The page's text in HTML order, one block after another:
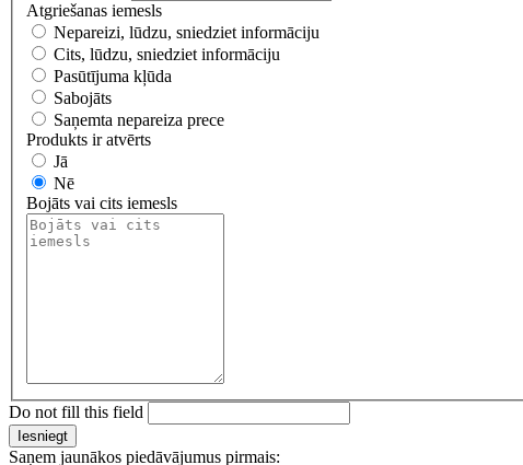
Atgriešanas iemesls
Nepareizi, lūdzu, sniedziet informāciju
Cits, lūdzu, sniedziet informāciju
Pasūtījuma kļūda
Sabojāts
Saņemta nepareiza prece
Produkts ir atvērts
Jā
Nē
Bojāts vai cits iemesls
Do not fill this field
Saņem jaunākos piedāvājumus pirmais: